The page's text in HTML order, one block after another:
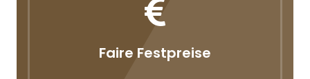
Faire Festpreise